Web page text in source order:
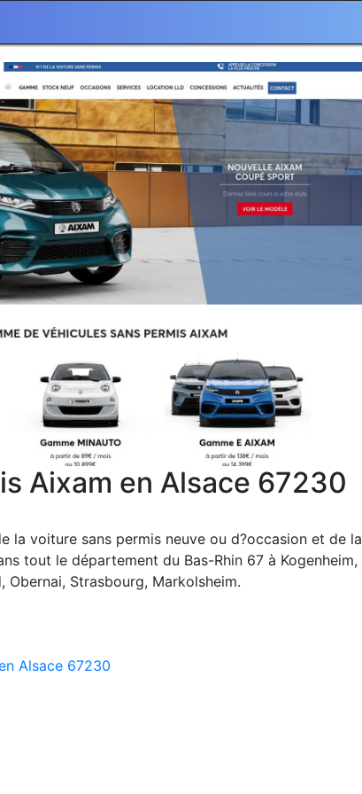
Aixam en Alsace 67230
la voiture sans permis neuve ou d?occasion et de la
tout le département du Bas-Rhin 67 à Kogenheim,
Obernai, Strasbourg, Markolsheim.
Alsace 67230